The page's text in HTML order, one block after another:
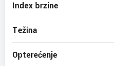
Index brzine
Težina
Opterećenje